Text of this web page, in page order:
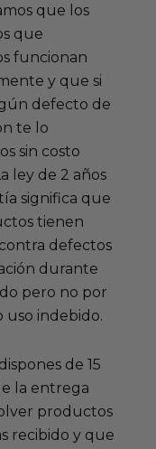
que los
que
funcionan
y que si
defecto de
te lo
sin costo
ley de 2 años
significa que
tienen
defectos
durante
pero no por
uso indebido.
de 15
la entrega
productos
recibido y que